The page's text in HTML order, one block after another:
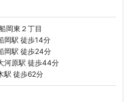
岡東２丁目
岡駅 徒歩14分
岡駅 徒歩24分
河原駅 徒歩44分
駅 徒歩62分